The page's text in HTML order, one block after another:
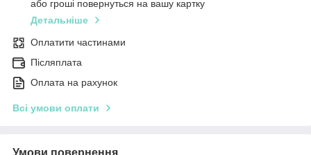
або гроші повернуться на вашу картку
Детальніше
Оплатити частинами
Післяплата
Оплата на рахунок
Всі умови оплати